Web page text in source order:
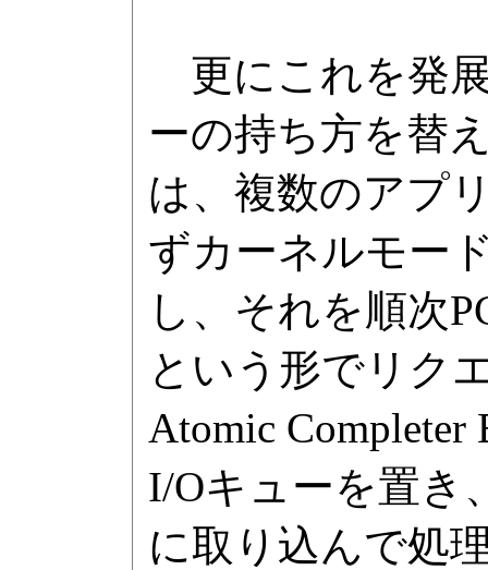
更にこれを発
ーの持ち方を替
は、複数のアプ
ずカーネルモー
し、それを順次
という形でリク
Atomic
I/Oキューを置き
に取り込んで処